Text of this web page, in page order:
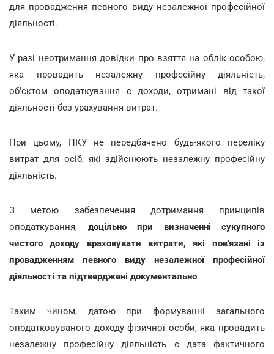
для провадження певного виду незалежної професійної
діяльності.
У разі неотримання довідки про взяття на облік особою,
яка провадить незалежну професійну діяльність,
об'єктом оподаткування є доходи, отримані від такої
діяльності без урахування витрат.
При цьому, ПКУ не передбачено будь-якого переліку
витрат для осіб, які здійснюють незалежну професійну
діяльність.
З метою забезпечення дотримання принципів
оподаткування, доцільно при визначенні сукупного
чистого доходу враховувати витрати, які пов'язані із
провадженням певного виду незалежної професійної
діяльності та підтверджені документально.
Таким чином, датою при формуванні загального
оподатковуваного доходу фізичної особи, яка провадить
незалежну професійну діяльність
є дата фактичного